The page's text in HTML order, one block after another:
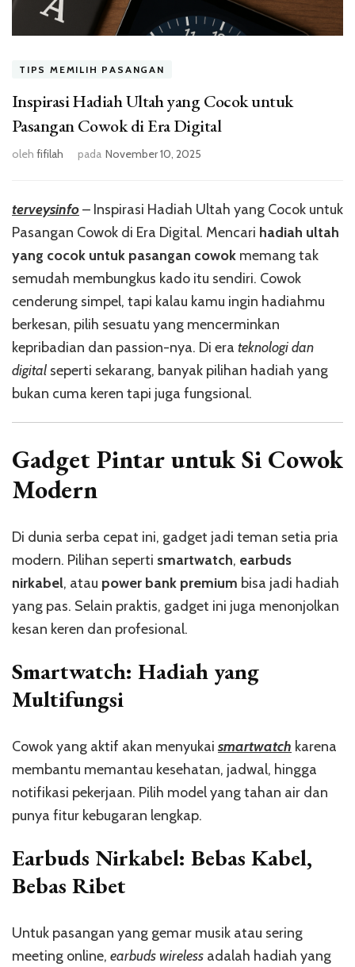
TIPS MEMILIH PASANGAN
Inspirasi Hadiah Ultah yang Cocok untuk
Pasangan Cowok di Era Digital
oleh fifilah pada November 10, 2025
terveysinfo– Inspirasi Hadiah Ultah yang Cocok untuk
Pasangan Cowok di Era Digital. Mencari hadiah ultah
yang cocok untuk pasangan cowok memang tak
semudah membungkus kado itu sendiri. Cowok
cenderung simpel, tapi kalau kamu ingin hadiahmu
berkesan, pilih sesuatu yang mencerminkan
kepribadian dan passion-nya. Di era teknologi dan
digital seperti sekarang, banyak pilihan hadiah yang
bukan cuma keren tapi juga fungsional.
Gadget Pintar untuk Si Cowok
Modern
Di dunia serba cepat ini, gadget jadi teman setia pria
modern. Pilihan seperti smartwatch, earbuds
nirkabel, atau power bank premium bisa jadi hadiah
yang pas. Selain praktis, gadget ini juga menonjolkan
kesan keren dan profesional.
Smartwatch: Hadiah yang
Multifungsi
Cowok yang aktif akan menyukai smartwatch karena
membantu memantau kesehatan, jadwal, hingga
notifikasi pekerjaan. Pilih model yang tahan air dan
punya fitur kebugaran lengkap.
Earbuds Nirkabel: Bebas Kabel,
Bebas Ribet
Untuk pasangan yang gemar musik atau sering
meeting online, earbuds wireless adalah hadiah yang